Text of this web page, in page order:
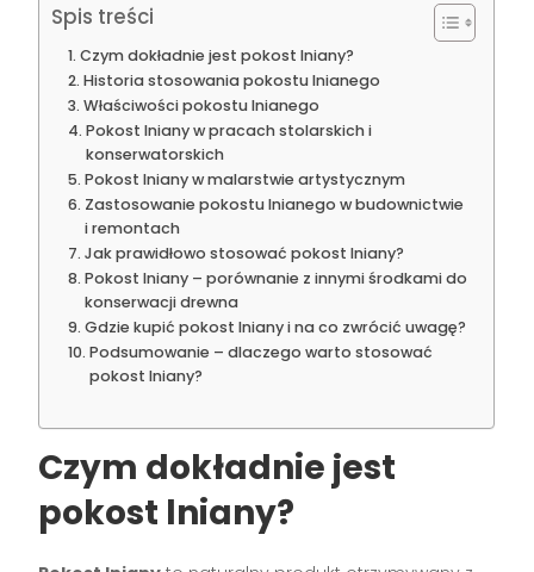
Spis treści
Czym dokładnie jest pokost lniany?
Historia stosowania pokostu lnianego
Właściwości pokostu lnianego
Pokost lniany w pracach stolarskich i
konserwatorskich
Pokost lniany w malarstwie artystycznym
Zastosowanie pokostu lnianego w budownictwie
i remontach
Jak prawidłowo stosować pokost lniany?
Pokost lniany – porównanie z innymi środkami do
konserwacji drewna
Gdzie kupić pokost lniany i na co zwrócić uwagę?
Podsumowanie – dlaczego warto stosować
pokost lniany?
Czym dokładnie jest
pokost lniany?